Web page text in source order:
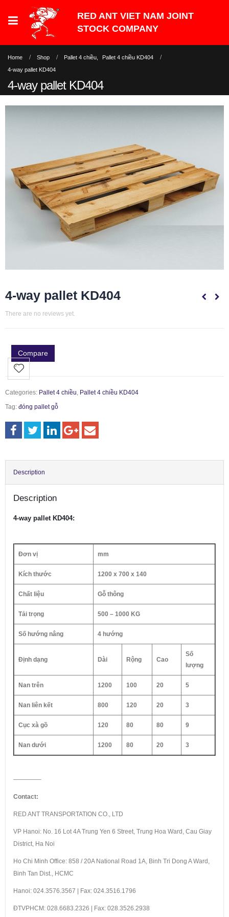
Home Shop Pallet 4 chiều
Pallet 4 chiều KD404
4-way pallet KD404
4-way pallet KD404
4-way pallet KD404
There are no reviews yet.
Compare
Categories: Pallet 4 chiều Pallet 4 chiều KD404
Tag: đóng pallet gỗ
Description
Description
4-way pallet KD404:
Đơn vị mm
Kích thước 1200 x 700 x 140
Chất liệu Gỗ thông
Tải trọng 500 – 1000 KG
Số hướng nâng 4 hướng
Định dạng Dài Rộng Cao
Số
lượng
Nan trên 1200 100 20 5
Nan liên kết 800 120 20 3
Cục xà gồ 120 80 80 9
Nan dưới 1200 80 20 3
————–
Contact:
RED ANT TRANSPORTATION CO., LTD
VP Hanoi: No. 16 Lot 4A Trung Yen 6 Street, Trung Hoa Ward, Cau Giay
District, Ha Noi
Ho Chi Minh Office: 858 / 20A National Road 1A, Binh Tri Dong A Ward,
Binh Tan Dist., HCMC
Hanoi: 024.3576.3567 | Fax: 024.3516.1796
ÐTVPHCM: 028.6683.2326 | Fax: 028.3526.2938